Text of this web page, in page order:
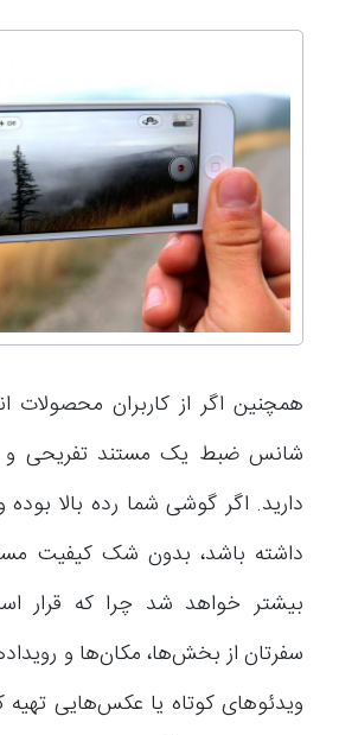
همچنین اگر از کاربران محصولات
شانس ضبط یک مستند تفریحی و
دارید. اگر گوشی شما رده بالا
داشته باشد، بدون شک کیفیت
بیشتر خواهد شد چرا که قرار
سفرتان از بخش‌ها، مکان‌ها و
ویدئوهای کوتاه یا عکس‌هایی تهیه